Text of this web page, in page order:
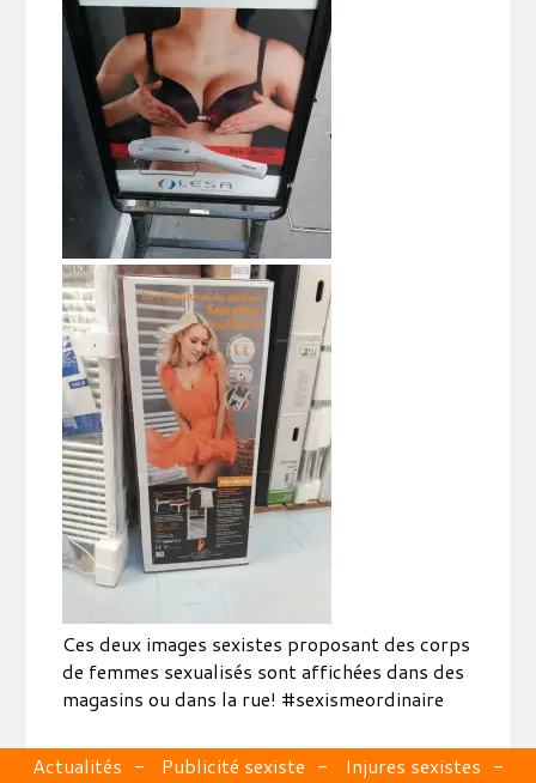
Ces deux images sexistes proposant des corps
de femmes sexualisés sont affichées dans des
magasins ou dans la rue! #sexismeordinaire
Actualités Publicité sexiste Injures sexistes